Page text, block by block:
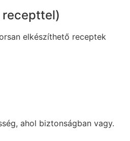
elkészíthető receptek
ahol biztonságban vagy.